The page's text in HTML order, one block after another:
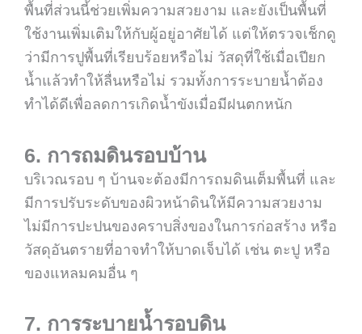
พื้นที่ส่วนนี้ช่วยเพิ่มความสวยงาม และยังเป็นพื้นที่
ใช้งานเพิ่มเติมให้กับผู้อยู่อาศัยได้ แต่ให้ตรวจเช็กดู
ว่ามีการปูพื้นที่เรียบร้อยหรือไม่ วัสดุที่ใช้เมื่อเปียก
น้ำแล้วทำให้ลื่นหรือไม่ รวมทั้งการระบายน้ำต้อง
ทำได้ดีเพื่อลดการเกิดน้ำขังเมื่อมีฝนตกหนัก
6. การถมดินรอบบ้าน
บริเวณรอบ ๆ บ้านจะต้องมีการถมดินเต็มพื้นที่ และ
มีการปรับระดับของผิวหน้าดินให้มีความสวยงาม
ไม่มีการปะปนของคราบสิ่งของในการก่อสร้าง หรือ
วัสดุอันตรายที่อาจทำให้บาดเจ็บได้ เช่น ตะปู หรือ
ของแหลมคมอื่น ๆ
7. การระบายน้ำรอบดิน